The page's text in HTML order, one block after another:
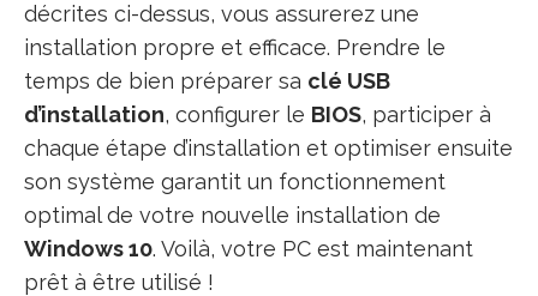
décrites ci-dessus, vous assurerez une
installation propre et efficace. Prendre le
temps de bien préparer sa clé USB
d’installation, configurer le BIOS, participer à
chaque étape d’installation et optimiser ensuite
son système garantit un fonctionnement
optimal de votre nouvelle installation de
Windows 10. Voilà, votre PC est maintenant
prêt à être utilisé !